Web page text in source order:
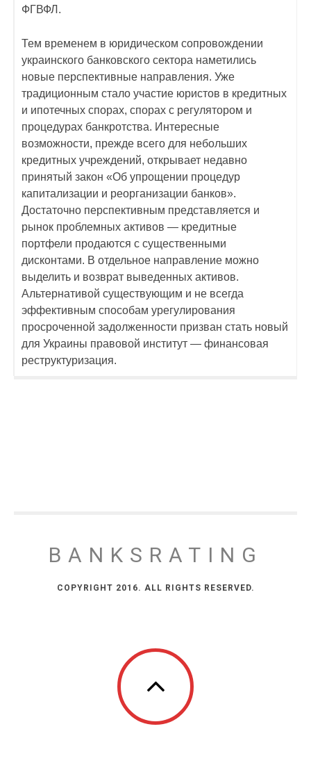
ФГВФЛ.
Тем временем в юридическом сопровождении
украинского банковского сектора наметились
новые перспективные направления. Уже
традиционным стало участие юристов в кредитных
и ипотечных спорах, спорах с регулятором и
процедурах банкротства. Интересные
возможности, прежде всего для небольших
кредитных учреждений, открывает недавно
принятый закон «Об упрощении процедур
капитализации и реорганизации банков».
Достаточно перспективным представляется и
рынок проблемных активов — кредитные
портфели продаются с существенными
дисконтами. В отдельное направление можно
выделить и возврат выведенных активов.
Альтернативой существующим и не всегда
эффективным способам урегулирования
просроченной задолженности призван стать новый
для Украины правовой институт — финансовая
реструктуризация.
BANKSRATING
COPYRIGHT 2016. ALL RIGHTS RESERVED.